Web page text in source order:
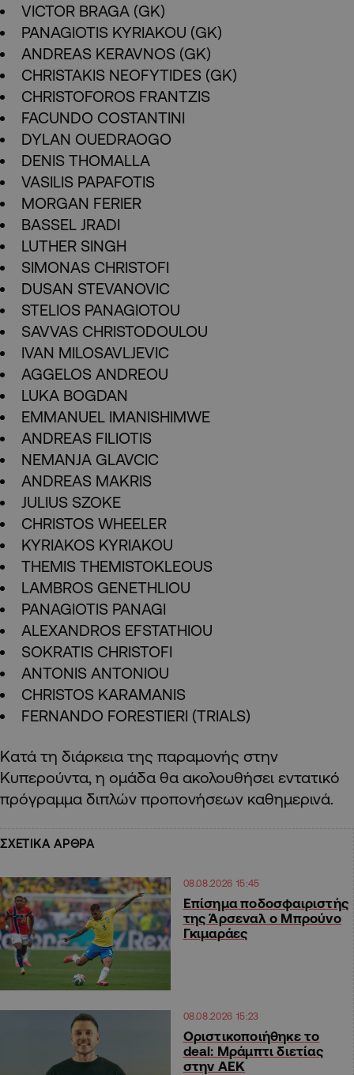
VICTOR BRAGA (GK)
PANAGIOTIS KYRIAKOU (GK)
ANDREAS KERAVNOS (GK)
CHRISTAKIS NEOFYTIDES (GK)
CHRISTOFOROS FRANTZIS
FACUNDO COSTANTINI
DYLAN OUEDRAOGO
DENIS THOMALLA
VASILIS PAPAFOTIS
MORGAN FERIER
BASSEL JRADI
LUTHER SINGH
SIMONAS CHRISTOFI
DUSAN STEVANOVIC
STELIOS PANAGIOTOU
SAVVAS CHRISTODOULOU
IVAN MILOSAVLJEVIC
AGGELOS ANDREOU
LUKA BOGDAN
EMMANUEL IMANISHIMWE
ANDREAS FILIOTIS
NEMANJA GLAVCIC
ANDREAS MAKRIS
JULIUS SZOKE
CHRISTOS WHEELER
KYRIAKOS KYRIAKOU
THEMIS THEMISTOKLEOUS
LAMBROS GENETHLIOU
PANAGIOTIS PANAGI
ALEXANDROS EFSTATHIOU
SOKRATIS CHRISTOFI
ANTONIS ANTONIOU
CHRISTOS KARAMANIS
FERNANDO FORESTIERI (TRIALS)
Κατά τη διάρκεια της παραμονής στην
Κυπερούντα, η ομάδα θα ακολουθήσει εντατικό
πρόγραμμα διπλών προπονήσεων καθημερινά.
ΣΧΕΤΙΚΑ ΑΡΘΡΑ
08.08.2026 15:45
Επίσημα ποδοσφαιριστής
της Άρσεναλ ο Μπρούνο
Γκιμαράες
08.08.2026 15:23
Οριστικοποιήθηκε το
deal: Μράμπτι διετίας
στην ΑΕΚ